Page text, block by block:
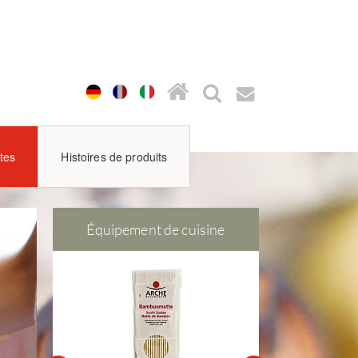
Histoires de produits
Équipement de cuisine